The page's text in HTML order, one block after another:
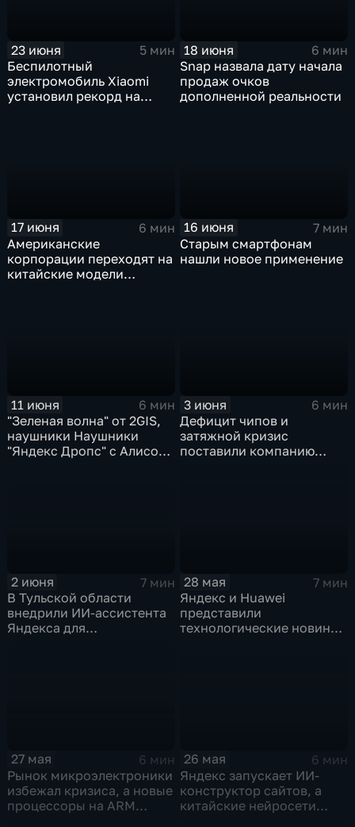
23 июня
5 мин
Беспилотный
электромобиль Xiaomi
установил рекорд на
18 июня
6 мин
Snap назвала дату начала
продаж очков
дополненной реальности
17 июня
6 мин
Американские
корпорации переходят на
китайские модели
16 июня
7 мин
Старым смартфонам
нашли новое применение
11 июня
6 мин
"Зеленая волна" от 2GIS,
наушники Наушники
"Яндекс Дропс" с Алисой
3 июня
6 мин
Дефицит чипов и
затяжной кризис
поставили компанию
2 июня
7 мин
В Тульской области
внедрили ИИ-ассистента
Яндекса для
28 мая
7 мин
Яндекс и Huawei
представили
технологические новинки
27 мая
6 мин
Рынок микроэлектроники
избежал кризиса, а новые
процессоры на ARM
26 мая
6 мин
Яндекс запускает ИИ-
конструктор сайтов, а
китайские нейросети